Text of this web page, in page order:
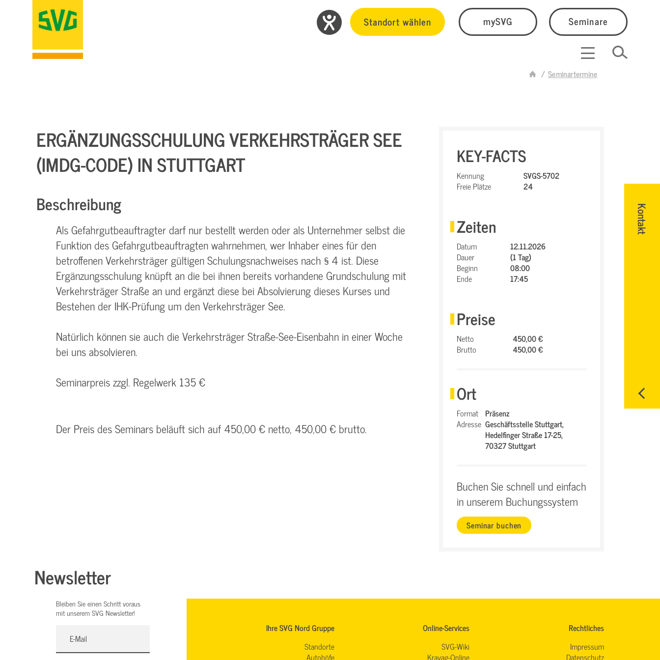
Standort wählen mySVG Seminare
Seminartermine
Kontakt
ERGÄNZUNGSSCHULUNG VERKEHRSTRÄGER SEE
(IMDG-CODE) IN STUTTGART
Beschreibung
Als Gefahrgutbeauftragter darf nur bestellt werden oder als Unternehmer selbst die
Funktion des Gefahrgutbeauftragten wahrnehmen, wer Inhaber eines für den
betroffenen Verkehrsträger gültigen Schulungsnachweises nach § 4 ist. Diese
Ergänzungsschulung knüpft an die bei ihnen bereits vorhandene Grundschulung mit
Verkehrsträger Straße an und ergänzt diese bei Absolvierung dieses Kurses und
Bestehen der IHK-Prüfung um den Verkehrsträger See.
Natürlich können sie auch die Verkehrsträger Straße-See-Eisenbahn in einer Woche
bei uns absolvieren.
Seminarpreis zzgl. Regelwerk 135 €
Der Preis des Seminars beläuft sich auf 450,00 € netto, 450,00 € brutto.
KEY-FACTS
Kennung
SVGS-5702
Freie Plätze
24
Zeiten
Datum
12.11.2026
Dauer
(1 Tag)
Beginn
08:00
Ende
17:45
Preise
Netto
450,00 €
Brutto
450,00 €
Ort
Format Präsenz
Adresse Geschäftsstelle Stuttgart,
Hedelfinger Straße 17-25,
70327 Stuttgart
Buchen Sie schnell und einfach
in unserem Buchungssystem
Seminar buchen
Newsletter
Bleiben Sie einen Schritt voraus
mit unserem SVG Newsletter!
Ihre SVG Nord Gruppe
Standorte
Autohöfe
Online-Services
SVG-Wiki
Kravag-Online
Rechtliches
Impressum
Datenschutz